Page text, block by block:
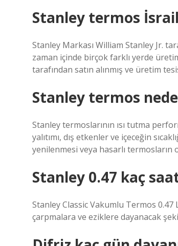
Stanley termos İsrail
Stanley Markası William Stanley Jr.
zaman içinde birçok farklı yerde
tarafından satın alınmış ve üretim
Stanley termos
Stanley termoslarının ısı tutma
yalıtımı, dış etkenler ve içeceğin
yenilenmesi veya hasarlı termosların
Stanley 0.47 kaç
Stanley Classic Vakumlu Termos 0.47
çarpmalara ve eziklere dayanacak